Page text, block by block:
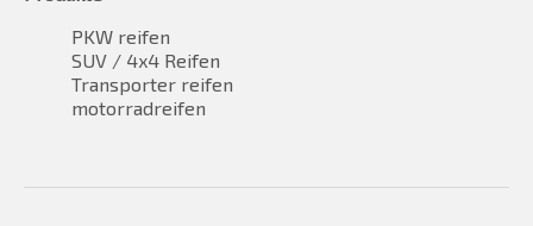
PKW reifen
SUV / 4x4 Reifen
Transporter reifen
motorradreifen